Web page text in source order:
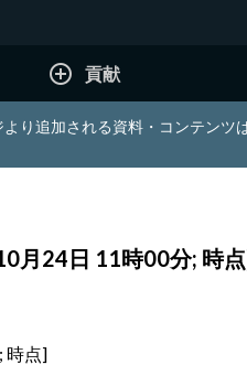
add_circle_outline 貢献
り追加される資料・コンテン
月24日 11時00分; 時
時点]